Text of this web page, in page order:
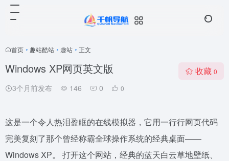
首页 • 趣站酷站 • 趣站 • 正文
Windows XP网页英文版
3个月前发布 146 0 0
收藏 0
这是一个令人热泪盈眶的在线模拟器，它用一行行网页代码
完美复刻了那个曾经称霸全球操作系统的经典桌面——
Windows XP。 打开这个网站，经典的蓝天白云草地壁纸、